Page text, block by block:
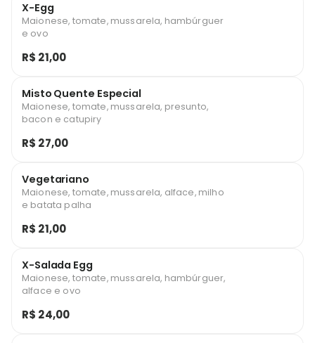
X-Egg
Maionese, tomate, mussarela, hambúrguer
e ovo
R$ 21,00
Misto Quente Especial
Maionese, tomate, mussarela, presunto,
bacon e catupiry
R$ 27,00
Vegetariano
Maionese, tomate, mussarela, alface, milho
e batata palha
R$ 21,00
X-Salada Egg
Maionese, tomate, mussarela, hambúrguer,
alface e ovo
R$ 24,00